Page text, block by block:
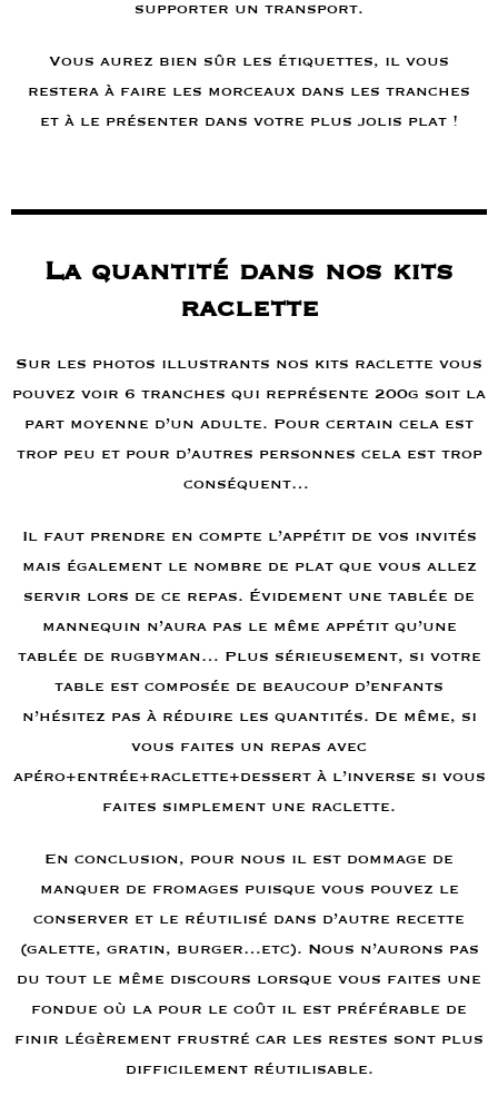
supporter un transport.
Vous aurez bien sûr les étiquettes, il vous
restera à faire les morceaux dans les tranches
et à le présenter dans votre plus jolis plat !
La quantité dans nos kits
raclette
Sur les photos illustrants nos kits raclette vous
pouvez voir 6 tranches qui représente 200g soit la
part moyenne d’un adulte. Pour certain cela est
trop peu et pour d’autres personnes cela est trop
conséquent…
Il faut prendre en compte l’appétit de vos invités
mais également le nombre de plat que vous allez
servir lors de ce repas. Évidement une tablée de
mannequin n’aura pas le même appétit qu’une
tablée de rugbyman… Plus sérieusement, si votre
table est composée de beaucoup d’enfants
n’hésitez pas à réduire les quantités. De même, si
vous faites un repas avec
apéro+entrée+raclette+dessert à l’inverse si vous
faites simplement une raclette.
En conclusion, pour nous il est dommage de
manquer de fromages puisque vous pouvez le
conserver et le réutilisé dans d’autre recette
(galette, gratin, burger…etc). Nous n’aurons pas
du tout le même discours lorsque vous faites une
fondue où la pour le coût il est préférable de
finir légèrement frustré car les restes sont plus
difficilement réutilisable.